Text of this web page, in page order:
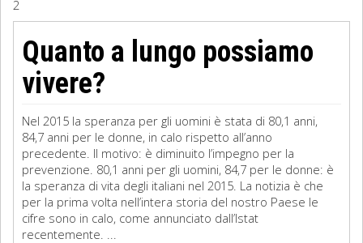
Filosofia
Matematica
Diritto
2
Quanto a lungo possiamo
vivere?
Nel 2015 la speranza per gli uomini è stata di 80,1 anni,
84,7 anni per le donne, in calo rispetto all’anno
precedente. Il motivo: è diminuito l’impegno per la
prevenzione. 80,1 anni per gli uomini, 84,7 per le donne: è
la speranza di vita degli italiani nel 2015. La notizia è che
per la prima volta nell’intera storia del nostro Paese le
cifre sono in calo, come annunciato dall’Istat
recentemente. ...